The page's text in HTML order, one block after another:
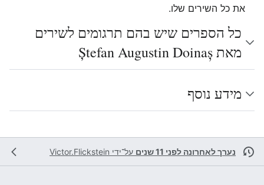
את כל השירים שלו.
כל הספרים שיש בהם תרגומים לשירים
מאת Ștefan Augustin Doinaș
מידע נוסף
נערך לאחרונה לפני 11 שנים על־ידי Victor.Flickstein